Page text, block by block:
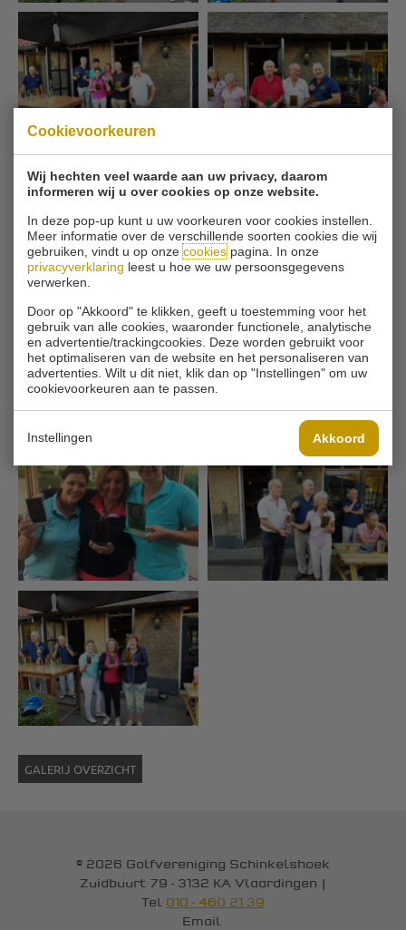
Cookievoorkeuren
Wij hechten veel waarde aan uw privacy, daarom
informeren wij u over cookies op onze website.
In deze pop-up kunt u uw voorkeuren voor cookies instellen.
Meer informatie over de verschillende soorten cookies die wij
gebruiken, vindt u op onzecookiespagina. In onze
privacyverklaring leest u hoe we uw persoonsgegevens
verwerken.
Door op "Akkoord" te klikken, geeft u toestemming voor het
gebruik van alle cookies, waaronder functionele, analytische
en advertentie/trackingcookies. Deze worden gebruikt voor
het optimaliseren van de website en het personaliseren van
advertenties. Wilt u dit niet, klik dan op "Instellingen" om uw
cookievoorkeuren aan te passen.
Instellingen Akkoord
GALERIJ OVERZICHT
© 2026 Golfvereniging Schinkelshoek
Zuidbuurt 79 - 3132 KA Vlaardingen |
Tel 010 - 460 21 39
Email